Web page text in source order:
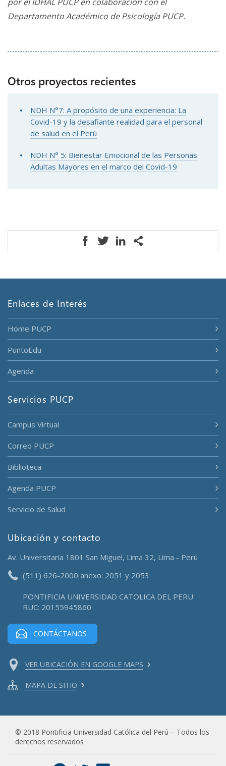
Departamento Académico de Psicología PUCP.
Otros proyectos recientes
NDH N°7: A propósito de una experiencia: La
Covid-19 y la desafiante realidad para el personal
de salud en el Perú
NDH N° 5: Bienestar Emocional de las Personas
Adultas Mayores en el marco del Covid-19
Enlaces de Interés
Home PUCP
PuntoEdu
Agenda
Servicios PUCP
Campus Virtual
Correo PUCP
Biblioteca
Agenda PUCP
Servicio de Salud
Ubicación y contacto
Av. Universitaria 1801 San Miguel, Lima 32, Lima - Perú
(511) 626-2000 anexo: 2051 y 2053
PONTIFICIA UNIVERSIDAD CATOLICA DEL PERU
RUC: 20155945860
CONTÁCTANOS
VER UBICACIÓN EN GOOGLE MAPS
MAPA DE SITIO
© 2018 Pontificia Universidad Católica del Perú – Todos los
derechos reservados